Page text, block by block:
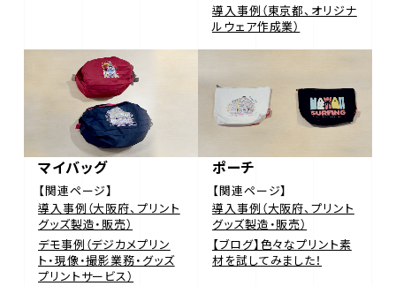
導入事例（東京都、オリジナ
ルウェア作成業）
マイバッグ
【関連ページ】
導入事例（大阪府、プリント
グッズ製造・販売）
デモ事例（デジカメプリン
ト・現像・撮影業務・グッズ
プリントサービス）
ポーチ
【関連ページ】
導入事例（大阪府、プリント
グッズ製造・販売）
【ブログ】色々なプリント素
材を試してみました！